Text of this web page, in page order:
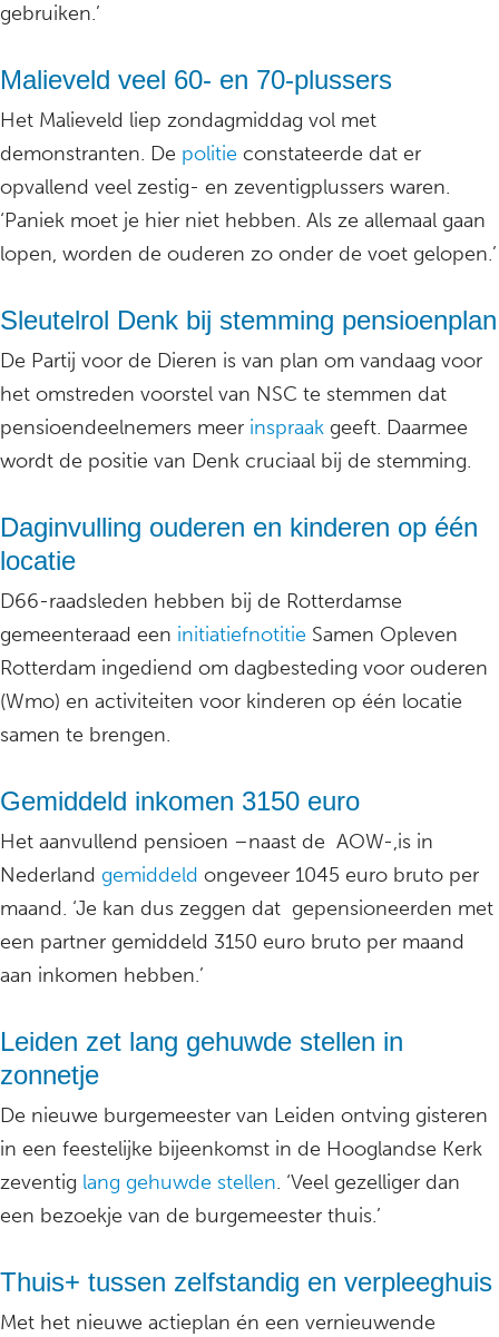
gebruiken.’
Malieveld veel 60- en 70-plussers
Het Malieveld liep zondagmiddag vol met
demonstranten. De politie constateerde dat er
opvallend veel zestig- en zeventigplussers waren.
‘Paniek moet je hier niet hebben. Als ze allemaal gaan
lopen, worden de ouderen zo onder de voet gelopen.’
Sleutelrol Denk bij stemming pensioenplan
De Partij voor de Dieren is van plan om vandaag voor
het omstreden voorstel van NSC te stemmen dat
pensioendeelnemers meer inspraak geeft. Daarmee
wordt de positie van Denk cruciaal bij de stemming.
Daginvulling ouderen en kinderen op één
locatie
D66-raadsleden hebben bij de Rotterdamse
gemeenteraad een initiatiefnotitie Samen Opleven
Rotterdam ingediend om dagbesteding voor ouderen
(Wmo) en activiteiten voor kinderen op één locatie
samen te brengen.
Gemiddeld inkomen 3150 euro
Het aanvullend pensioen –naast de AOW-,is in
Nederland gemiddeld ongeveer 1045 euro bruto per
maand. ‘Je kan dus zeggen dat gepensioneerden met
een partner gemiddeld 3150 euro bruto per maand
aan inkomen hebben.’
Leiden zet lang gehuwde stellen in
zonnetje
De nieuwe burgemeester van Leiden ontving gisteren
in een feestelijke bijeenkomst in de Hooglandse Kerk
zeventig lang gehuwde stellen. ‘Veel gezelliger dan
een bezoekje van de burgemeester thuis.’
Thuis+ tussen zelfstandig en verpleeghuis
Met het nieuwe actieplan én een vernieuwende